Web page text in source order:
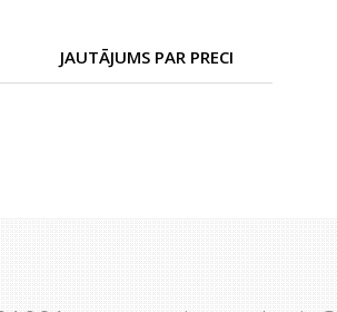
JAUTĀJUMS PAR PRECI